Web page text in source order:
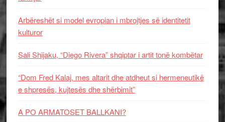
Arbëreshët si model evropian i mbrojtjes së identitetit
kulturor
Sali Shijaku, “Diego Rivera” shqiptar i artit tonë kombëtar
“Dom Fred Kalaj, mes altarit dhe atdheut si hermeneutikë
e shpresës, kujtesës dhe shërbimit”
A PO ARMATOSET BALLKANI?